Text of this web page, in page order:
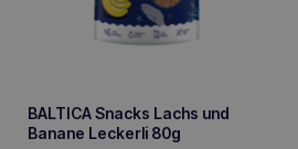
BALTICA Snacks Lachs und
Banane Leckerli 80g